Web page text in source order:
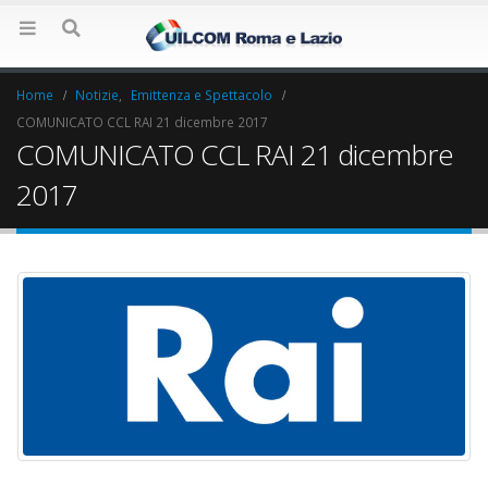
Home Notizie,
Emittenza e Spettacolo
COMUNICATO CCL RAI 21 dicembre 2017
COMUNICATO CCL RAI 21 dicembre
2017
Elezioni RSU La7